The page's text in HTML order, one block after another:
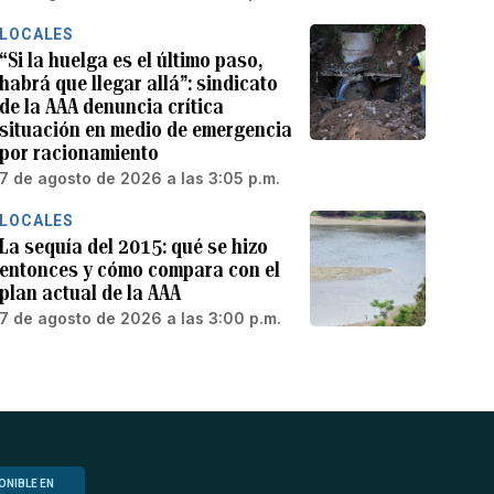
LOCALES
“Si la huelga es el último paso,
habrá que llegar allá”: sindicato
de la AAA denuncia crítica
situación en medio de emergencia
por racionamiento
7 de agosto de 2026 a las 3:05 p.m.
LOCALES
La sequía del 2015: qué se hizo
entonces y cómo compara con el
plan actual de la AAA
7 de agosto de 2026 a las 3:00 p.m.
EN